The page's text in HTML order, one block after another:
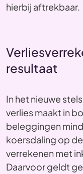
hierbij aftrekbaar.
resultaat
In het nieuwe
verlies maakt in
beleggingen
koersdaling op
verrekenen met
Daarvoor geldt